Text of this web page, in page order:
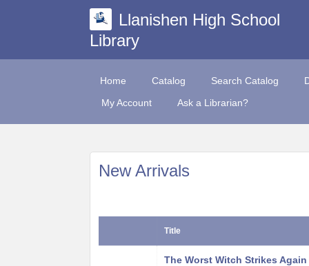
Llanishen High School
Library
Home Catalog Search Catalog
My Account
Ask a Librarian?
New Arrivals
Title
The Worst Witch Strikes Again